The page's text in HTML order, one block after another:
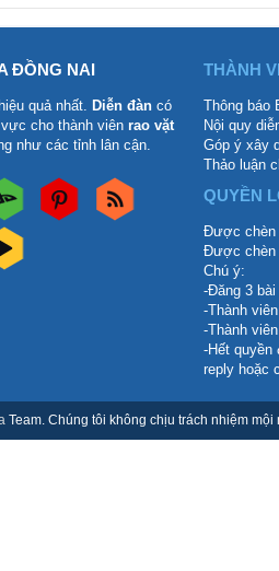
ĐỒNG NAI
hiệu quả nhất. Diễn đàn có
cho thành viên rao vặt
như các tỉnh lân cận.
THÀNH
Thông báo
Nội quy
Góp ý xây
Thảo luận
QUYỀN
Được chèn
Được chèn
Chú ý:
-Đăng 3
-Thành
-Thành
-Hết quyền
reply hoặc
Team. Chúng tôi không chịu trách nhiệm